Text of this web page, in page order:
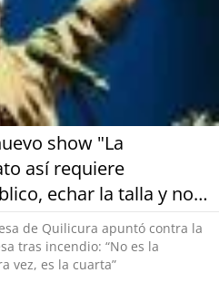
show "La
así requiere
echar la talla y no
de Quilicura apuntó contra la
tras incendio: “No es la
vez, es la cuarta”